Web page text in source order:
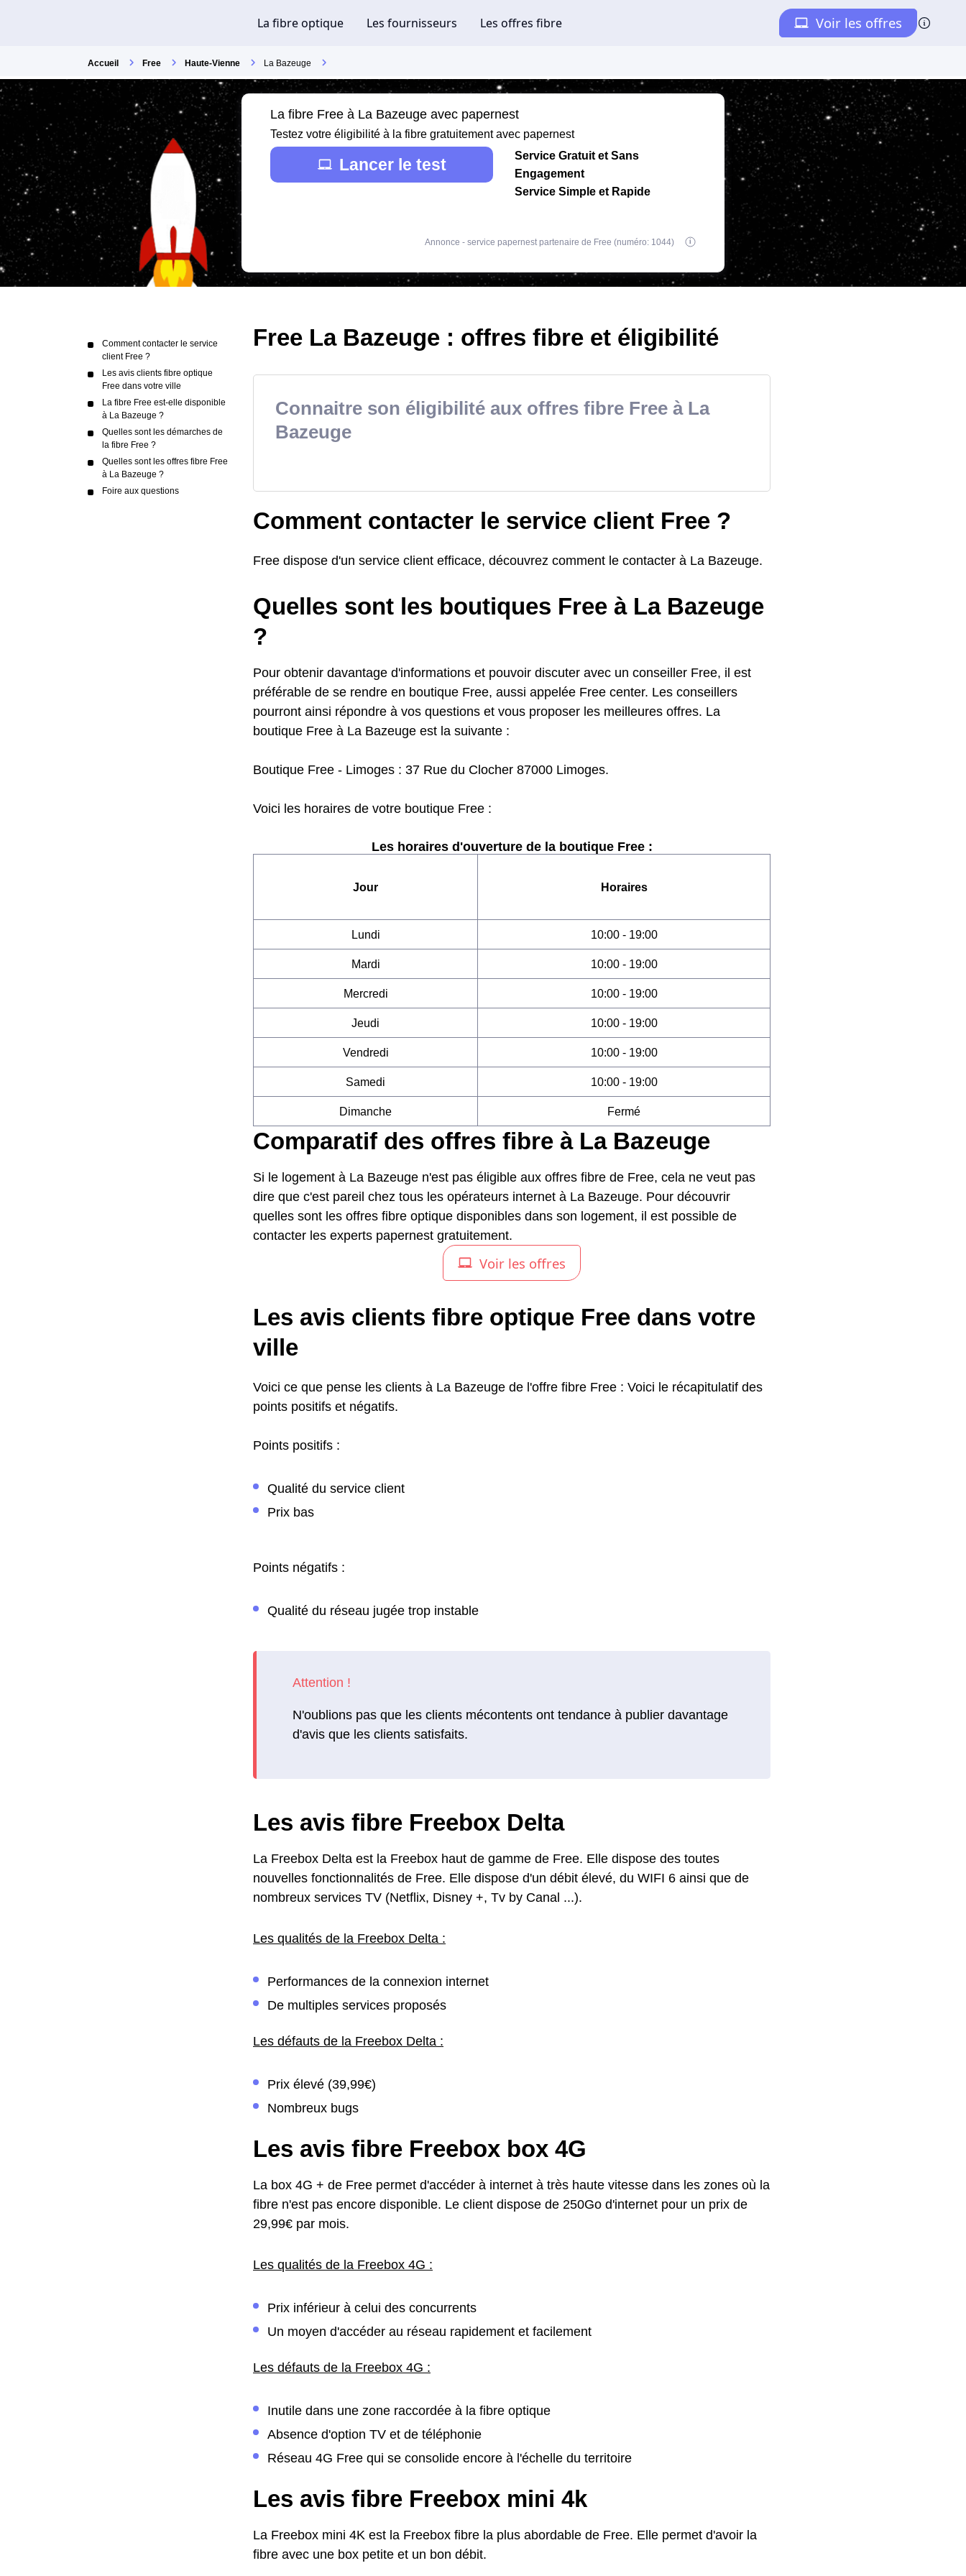
Accueil Free Haute-Vienne La Bazeuge
La fibre Free à La Bazeuge avec papernest
Testez votre éligibilité à la fibre gratuitement avec papernest
Lancer le test
Service Gratuit et Sans
Engagement
Service Simple et Rapide
Annonce - service papernest partenaire de Free (numéro: 1044)
Comment contacter le service
client Free ?
Les avis clients fibre optique
Free dans votre ville
La fibre Free est-elle disponible
à La Bazeuge ?
Quelles sont les démarches de
la fibre Free ?
Quelles sont les offres fibre Free
à La Bazeuge ?
Foire aux questions
Free La Bazeuge : offres fibre et éligibilité
Connaitre son éligibilité aux offres fibre Free à La
Bazeuge
Comment contacter le service client Free ?
Free dispose d'un service client efficace, découvrez comment le contacter à La Bazeuge.
Quelles sont les boutiques Free à La Bazeuge
?
Pour obtenir davantage d'informations et pouvoir discuter avec un conseiller Free, il est
préférable de se rendre en boutique Free, aussi appelée Free center. Les conseillers
pourront ainsi répondre à vos questions et vous proposer les meilleures offres. La
boutique Free à La Bazeuge est la suivante :
Boutique Free - Limoges : 37 Rue du Clocher 87000 Limoges.
Voici les horaires de votre boutique Free :
Les horaires d'ouverture de la boutique Free :
Jour Horaires
Lundi 10:00 - 19:00
Mardi 10:00 - 19:00
Mercredi 10:00 - 19:00
Jeudi 10:00 - 19:00
Vendredi 10:00 - 19:00
Samedi 10:00 - 19:00
Dimanche Fermé
Comparatif des offres fibre à La Bazeuge
Si le logement à La Bazeuge n'est pas éligible aux offres fibre de Free, cela ne veut pas
dire que c'est pareil chez tous les opérateurs internet à La Bazeuge. Pour découvrir
quelles sont les offres fibre optique disponibles dans son logement, il est possible de
contacter les experts papernest gratuitement.
Les avis clients fibre optique Free dans votre
ville
Voici ce que pense les clients à La Bazeuge de l'offre fibre Free : Voici le récapitulatif des
points positifs et négatifs.
Points positifs :
Qualité du service client
Prix bas
Points négatifs :
Qualité du réseau jugée trop instable
N'oublions pas que les clients mécontents ont tendance à publier davantage
d'avis que les clients satisfaits.
Les avis fibre Freebox Delta
La Freebox Delta est la Freebox haut de gamme de Free. Elle dispose des toutes
nouvelles fonctionnalités de Free. Elle dispose d'un débit élevé, du WIFI 6 ainsi que de
nombreux services TV (Netflix, Disney +, Tv by Canal ...).
Les qualités de la Freebox Delta :
Performances de la connexion internet
De multiples services proposés
Les défauts de la Freebox Delta :
Prix élevé (39,99€)
Nombreux bugs
Les avis fibre Freebox box 4G
La box 4G + de Free permet d'accéder à internet à très haute vitesse dans les zones où la
fibre n'est pas encore disponible. Le client dispose de 250Go d'internet pour un prix de
29,99€ par mois.
Les qualités de la Freebox 4G :
Prix inférieur à celui des concurrents
Un moyen d'accéder au réseau rapidement et facilement
Les défauts de la Freebox 4G :
Inutile dans une zone raccordée à la fibre optique
Absence d'option TV et de téléphonie
Réseau 4G Free qui se consolide encore à l'échelle du territoire
Les avis fibre Freebox mini 4k
La Freebox mini 4K est la Freebox fibre la plus abordable de Free. Elle permet d'avoir la
fibre avec une box petite et un bon débit.